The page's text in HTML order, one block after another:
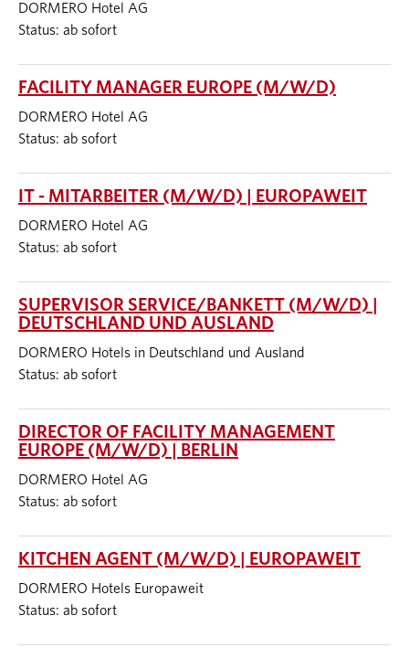
DORMERO Hotel AG
Status: ab sofort
FACILITY MANAGER EUROPE (M/W/D)
DORMERO Hotel AG
Status: ab sofort
IT - MITARBEITER (M/W/D) | EUROPAWEIT
DORMERO Hotel AG
Status: ab sofort
SUPERVISOR SERVICE/BANKETT (M/W/D) |
DEUTSCHLAND UND AUSLAND
DORMERO Hotels in Deutschland und Ausland
Status: ab sofort
DIRECTOR OF FACILITY MANAGEMENT
EUROPE (M/W/D) | BERLIN
DORMERO Hotel AG
Status: ab sofort
KITCHEN AGENT (M/W/D) | EUROPAWEIT
DORMERO Hotels Europaweit
Status: ab sofort